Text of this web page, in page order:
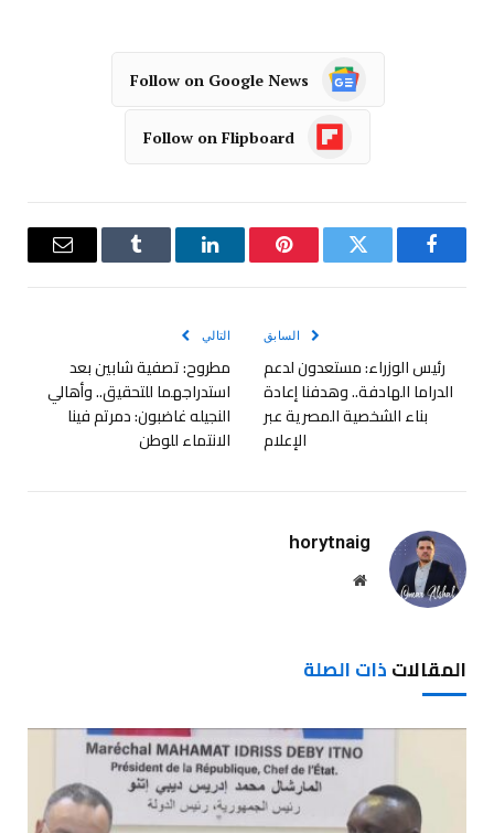
Follow on Google News
Follow on Flipboard
فيسبوك تويتر بينتيريستلينكدإن Tumblr
البريد
السابق
رئيس الوزراء: مستعدون لدعم
الدراما الهادفة.. وهدفنا إعادة
بناء الشخصية المصرية عبر
الإعلام
التالي
مطروح: تصفية شابين بعد
استدراجهما للتحقيق.. وأهالي
النجيله غاضبون: دمرتم فينا
الانتماء للوطن
horytnaig
موقع
المقالاتذات الصلة